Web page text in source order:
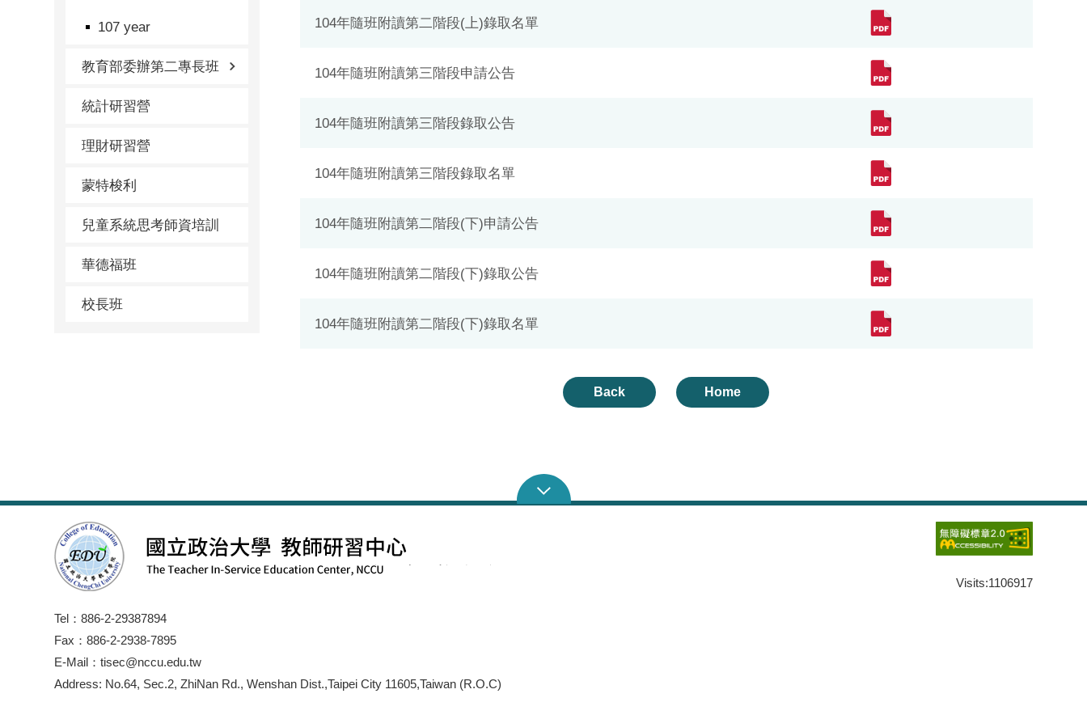
107 year
教育部委辦第二專長班
統計研習營
理財研習營
蒙特梭利
兒童系統思考師資培訓
華德福班
校長班
104年隨班附讀第二階段(上)錄取名單
104年隨班附讀第三階段申請公告
104年隨班附讀第三階段錄取公告
104年隨班附讀第三階段錄取名單
104年隨班附讀第二階段(下)申請公告
104年隨班附讀第二階段(下)錄取公告
104年隨班附讀第二階段(下)錄取名單
Back Home
Tel：886-2-29387894
Fax：886-2-2938-7895
E-Mail：tisec@nccu.edu.tw
Address: No.64, Sec.2, ZhiNan Rd., Wenshan Dist.,Taipei City 11605,Taiwan (R.O.C)
Visits:1106917